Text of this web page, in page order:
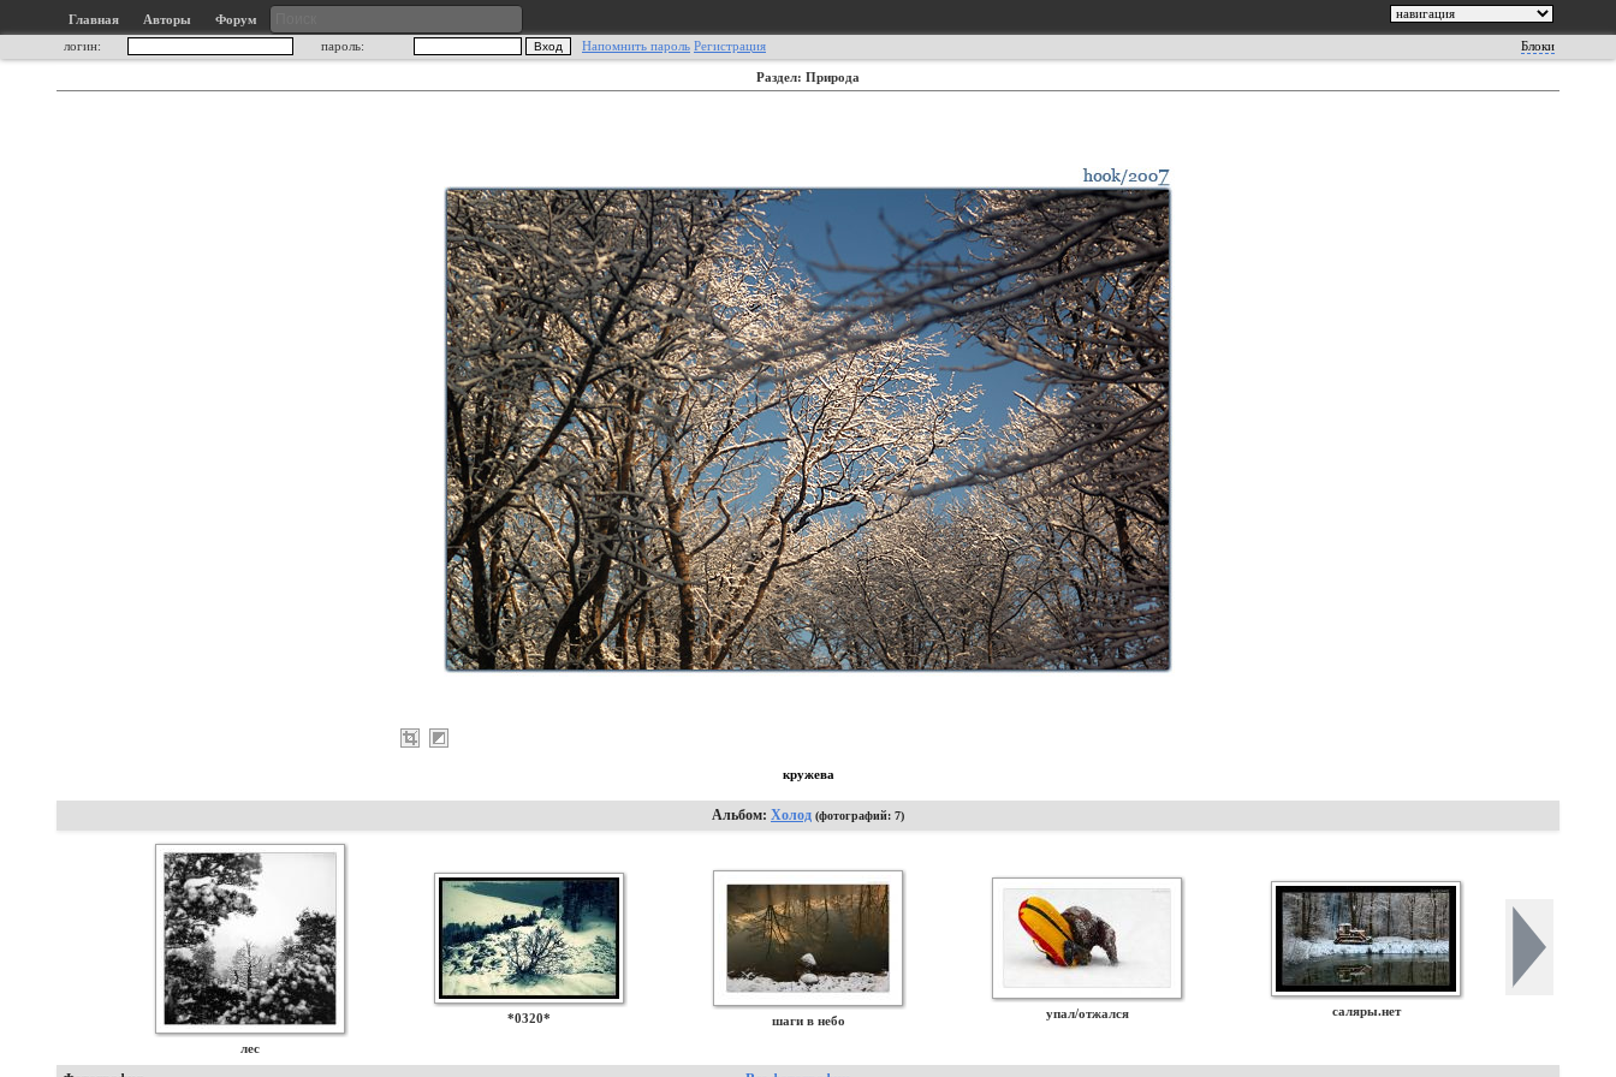
Главная Авторы
Форум
логин:
пароль: Напомнить пароль Регистрация Блоки
Раздел: Природа
кружева
Альбом: Холод (фотографий: 7)
лес
*0320* шаги в небо
упал/отжался саляры.нет